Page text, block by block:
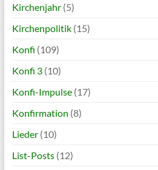
Kirchenjahr(5)
Kirchenpolitik(15)
Konfi (109)
Konfi 3(10)
Konfi-Impulse(17)
Konfirmation (8)
Lieder(10)
List-Posts(12)